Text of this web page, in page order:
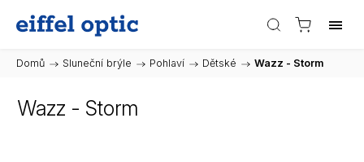
Domů / Sluneční brýle / Pohlaví / Dětské / Wazz - Storm
Wazz - Storm